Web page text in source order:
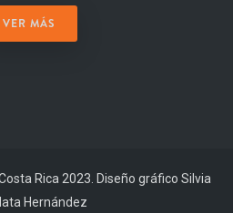
VER MÁS
Rica 2023. Diseño gráfico Silvia
Hernández